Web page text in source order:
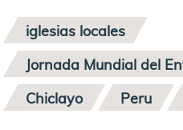
iglesias locales
Jornada Mundial del
Chiclayo
Peru